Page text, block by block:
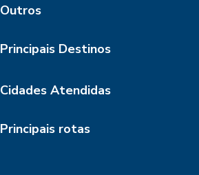
Outros
Principais Destinos
Cidades Atendidas
Principais rotas